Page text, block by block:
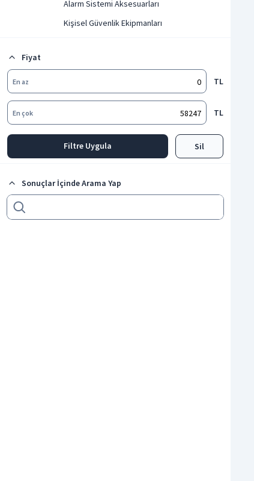
Alarm Sistemi Aksesuarları
Kişisel Güvenlik Ekipmanları
Fiyat
En az TL
En çok TL
Filtre Uygula Sil
Sonuçlar İçinde Arama Yap